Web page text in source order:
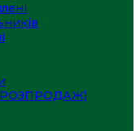
(РОЗПРОДАЖ)